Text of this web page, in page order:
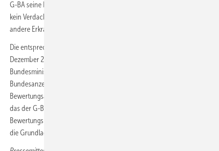
G-BA seine Regelungen für Versicherte öffnen kann, bei denen zwar
kein Verdacht auf Long-COVID besteht – aber der Verdacht auf eine
andere Erkrankung, die eine ähnliche Ursache oder Symptomatik hat.
Die entsprechende Richtlinie beschloss der G-BA am 21.
Dezember 2023. Der
Bundesministeriums für Gesundheit und Veröffentlichung im
Bundesanzeiger am 9. Mai 2024 in Kraft. Anschließend prüfte der
Bewertungsausschuss der Ärzte und Krankenkassen – ein Gremium, in
das der G-BA nicht eingebunden ist – inwieweit der Einheitliche
Bewertungsmaßstab (EBM) angepasst werden muss. Der EBM bildet
die Grundlage für die Abrechnung der vertragsärztlichen Leistungen.